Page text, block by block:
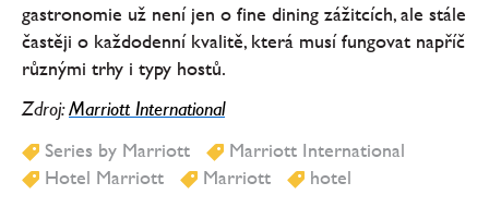
gastronomie už není jen o fine dining zážitcích, ale stále
častěji o každodenní kvalitě, která musí fungovat napříč
různými trhy i typy hostů.
Zdroj:Marriott International
Series by Marriott
Marriott International
Hotel Marriott
Marriott hotel